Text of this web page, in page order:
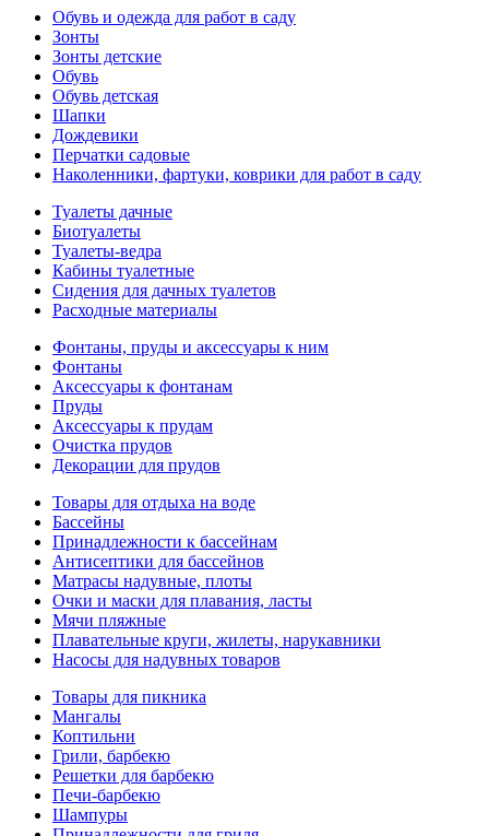
Обувь и одежда для работ в саду
Зонты
Зонты детские
Обувь
Обувь детская
Шапки
Дождевики
Перчатки садовые
Наколенники, фартуки, коврики для работ в саду
Туалеты дачные
Биотуалеты
Туалеты-ведра
Кабины туалетные
Сидения для дачных туалетов
Расходные материалы
Фонтаны, пруды и аксессуары к ним
Фонтаны
Аксессуары к фонтанам
Пруды
Аксессуары к прудам
Очистка прудов
Декорации для прудов
Товары для отдыха на воде
Бассейны
Принадлежности к бассейнам
Антисептики для бассейнов
Матраcы надувные, плоты
Очки и маски для плавания, ласты
Мячи пляжные
Плавательные круги, жилеты, нарукавники
Насосы для надувных товаров
Товары для пикника
Мангалы
Коптильни
Грили, барбекю
Решетки для барбекю
Печи-барбекю
Шампуры